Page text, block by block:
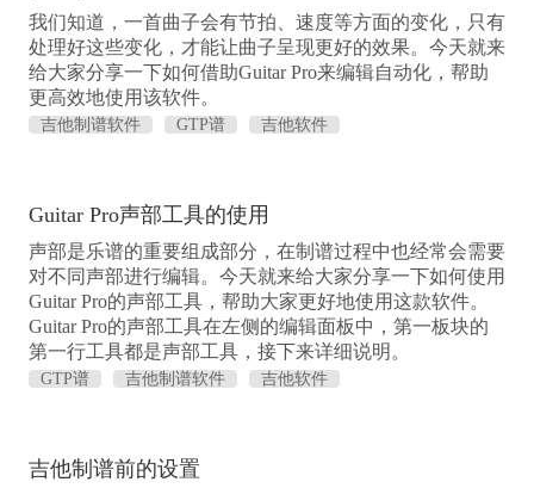
我们知道，一首曲子会有节拍、速度等方面的变化，只有
处理好这些变化，才能让曲子呈现更好的效果。今天就来
给大家分享一下如何借助Guitar Pro来编辑自动化，帮助
更高效地使用该软件。
吉他制谱软件 GTP谱 吉他软件
Guitar Pro声部工具的使用
声部是乐谱的重要组成部分，在制谱过程中也经常会需要
对不同声部进行编辑。今天就来给大家分享一下如何使用
Guitar Pro的声部工具，帮助大家更好地使用这款软件。
Guitar Pro的声部工具在左侧的编辑面板中，第一板块的
第一行工具都是声部工具，接下来详细说明。
GTP谱 吉他制谱软件 吉他软件
吉他制谱前的设置